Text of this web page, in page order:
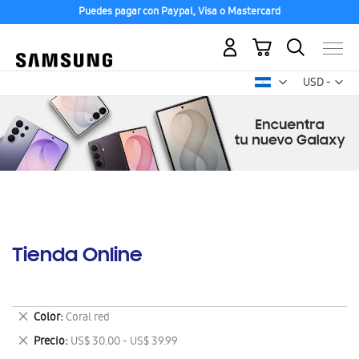
Puedes pagar con Paypal, Visa o Mastercard
USD -
dólar
Mi carrito
Tienda Online
Color Coral red
Eliminar
este
artículo
Precio US$ 30.00 - US$ 39.99
Eliminar